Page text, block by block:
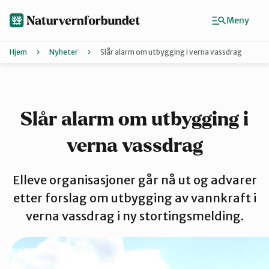
Finn ditt lokallag
Agder
Buskerud
Finnmark
Hordaland
Hjem Nyheter Slår alarm om utbygging i verna vassdrag
Slår alarm om utbygging i
verna vassdrag
Elleve organisasjoner går nå ut og advarer
etter forslag om utbygging av vannkraft i
verna vassdrag i ny stortingsmelding.